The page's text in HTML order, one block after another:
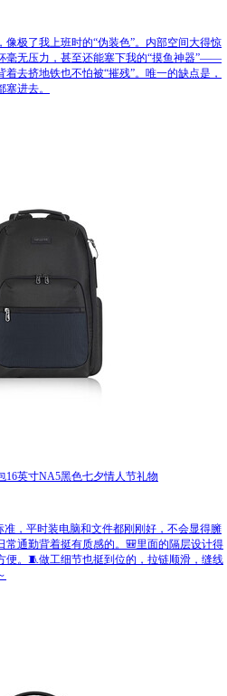
极了我上班时的“伪装色”。内部空间大得惊
毫无压力，甚至还能塞下我的“摸鱼神器”——
去挤地铁也不怕被“摧残”。唯一的缺点是，
进去。
16英寸NA5黑色七夕情人节礼物
，平时装电脑和文件都刚刚好，不会显得臃
常通勤背着挺有质感的。🎒里面的隔层设计得
便。🧵做工细节也挺到位的，拉链顺滑，缝线